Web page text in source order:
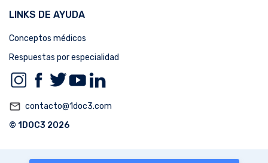
LINKS DE AYUDA
Conceptos médicos
Respuestas por especialidad
mail_outline contacto@1doc3.com
© 1DOC3 2026